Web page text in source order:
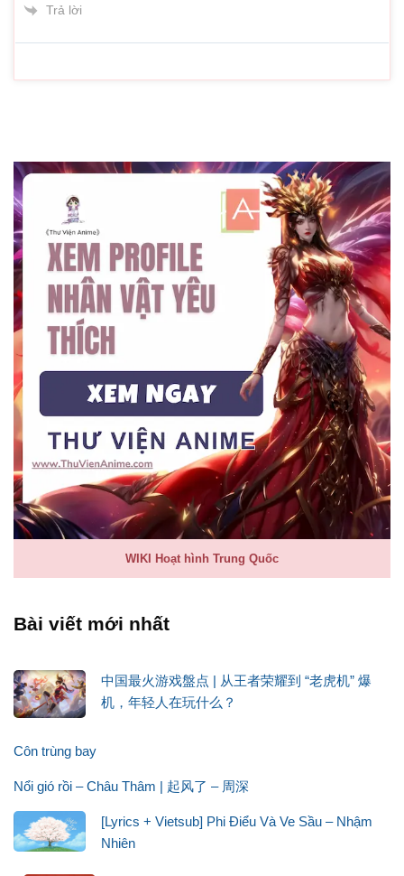
Trả lời
WIKI Hoạt hình Trung Quốc
Bài viết mới nhất
中国最火游戏盤点 | 从王者荣耀到 “老虎机” 爆
机，年轻人在玩什么？
Côn trùng bay
Nổi gió rồi – Châu Thâm | 起风了 – 周深
[Lyrics + Vietsub] Phi Điểu Và Ve Sầu – Nhậm
Nhiên